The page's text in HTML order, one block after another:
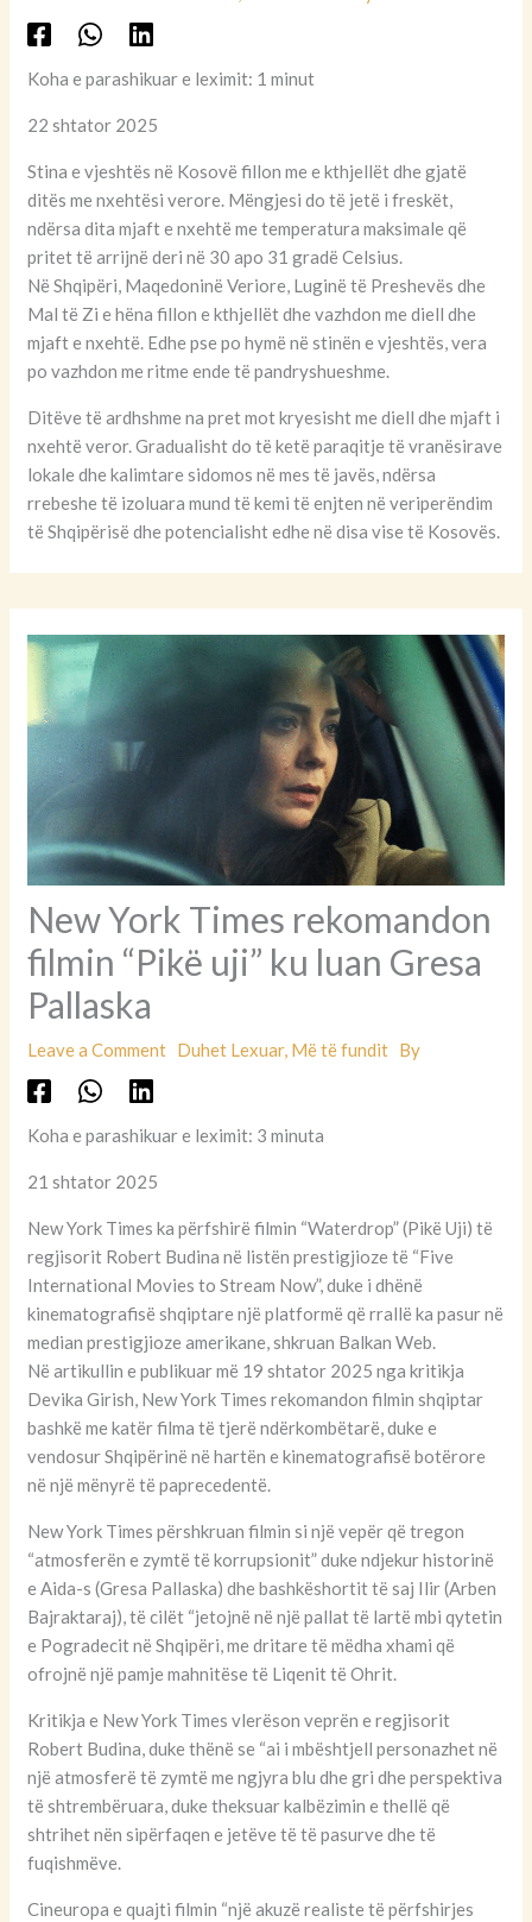
Koha e parashikuar e leximit: 1 minut
22 shtator 2025
Stina e vjeshtës në Kosovë fillon me e kthjellët dhe gjatë
ditës me nxehtësi verore. Mëngjesi do të jetë i freskët,
ndërsa dita mjaft e nxehtë me temperatura maksimale që
pritet të arrijnë deri në 30 apo 31 gradë Celsius.
Në Shqipëri, Maqedoninë Veriore, Luginë të Preshevës dhe
Mal të Zi e hëna fillon e kthjellët dhe vazhdon me diell dhe
mjaft e nxehtë. Edhe pse po hymë në stinën e vjeshtës, vera
po vazhdon me ritme ende të pandryshueshme.
Ditëve të ardhshme na pret mot kryesisht me diell dhe mjaft i
nxehtë veror. Gradualisht do të ketë paraqitje të vranësirave
lokale dhe kalimtare sidomos në mes të javës, ndërsa
rrebeshe të izoluara mund të kemi të enjten në veriperëndim
të Shqipërisë dhe potencialisht edhe në disa vise të Kosovës.
New York Times rekomandon
filmin “Pikë uji” ku luan Gresa
Pallaska
Leave a Comment Duhet Lexuar, Më të fundit By
Koha e parashikuar e leximit: 3 minuta
21 shtator 2025
New York Times ka përfshirë filmin “Waterdrop” (Pikë Uji) të
regjisorit Robert Budina në listën prestigjioze të “Five
International Movies to Stream Now”, duke i dhënë
kinematografisë shqiptare një platformë që rrallë ka pasur në
median prestigjioze amerikane, shkruan Balkan Web.
Në artikullin e publikuar më 19 shtator 2025 nga kritikja
Devika Girish, New York Times rekomandon filmin shqiptar
bashkë me katër filma të tjerë ndërkombëtarë, duke e
vendosur Shqipërinë në hartën e kinematografisë botërore
në një mënyrë të paprecedentë.
New York Times përshkruan filmin si një vepër që tregon
“atmosferën e zymtë të korrupsionit” duke ndjekur historinë
e Aida-s (Gresa Pallaska) dhe bashkëshortit të saj Ilir (Arben
Bajraktaraj), të cilët “jetojnë në një pallat të lartë mbi qytetin
e Pogradecit në Shqipëri, me dritare të mëdha xhami që
ofrojnë një pamje mahnitëse të Liqenit të Ohrit.
Kritikja e New York Times vlerëson veprën e regjisorit
Robert Budina, duke thënë se “ai i mbështjell personazhet në
një atmosferë të zymtë me ngjyra blu dhe gri dhe perspektiva
të shtrembëruara, duke theksuar kalbëzimin e thellë që
shtrihet nën sipërfaqen e jetëve të të pasurve dhe të
fuqishmëve.
Cineuropa e quajti filmin “një akuzë realiste të përfshirjes